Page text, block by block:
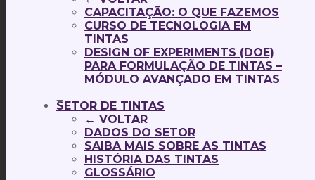
CAPACITAÇÃO: O QUE FAZEMOS
CURSO DE TECNOLOGIA EM
TINTAS
DESIGN OF EXPERIMENTS (DOE)
PARA FORMULAÇÃO DE TINTAS –
MÓDULO AVANÇADO EM TINTAS
SETOR DE TINTAS
← VOLTAR
DADOS DO SETOR
SAIBA MAIS SOBRE AS TINTAS
HISTÓRIA DAS TINTAS
GLOSSÁRIO